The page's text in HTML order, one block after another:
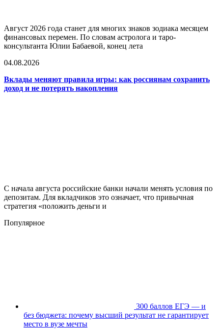
Август 2026 года станет для многих знаков зодиака месяцем
финансовых перемен. По словам астролога и таро-
консультанта Юлии Бабаевой, конец лета
04.08.2026
Вклады меняют правила игры: как россиянам сохранить
доход и не потерять накопления
С начала августа российские банки начали менять условия по
депозитам. Для вкладчиков это означает, что привычная
стратегия «положить деньги и
Популярное
300 баллов ЕГЭ — и
без бюджета: почему высший результат не гарантирует
место в вузе мечты